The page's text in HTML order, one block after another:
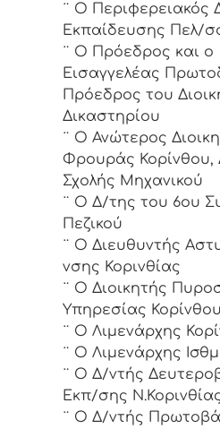
¨ Ο Περιφερειακός
Εκπαίδευσης Πελ/
¨ Ο Πρόεδρος και ο
Εισαγγελέας
Πρόεδρος του
Δικαστηρίου
¨ Ο Ανώτερος
Φρουράς Κορίνθου,
Σχολής Μηχανικού
¨ Ο Δ/της του 6ου
Πεζικού
¨ Ο Διευθυντής
νσης Κορινθίας
¨ Ο Διοικητής
Υπηρεσίας Κορίνθου
¨ Ο Λιμενάρχης
¨ Ο Λιμενάρχης
¨ Ο Δ/ντής
Εκπ/σης
¨ Ο Δ/ντής